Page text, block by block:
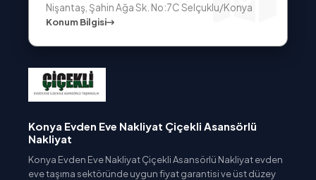
Nişantaş, Şahin Ağa Sk. No:7C Selçuklu/Konya
Konum Bilgisi
Konya Evden Eve Nakliyat Çiçekli Asansörlü
Nakliyat
Konya Evden Eve Nakliyat Çiçekli Asansörlü Nakliyat evden
eve taşıma sektöründe uygun fiyat garantisi ve üst düzey